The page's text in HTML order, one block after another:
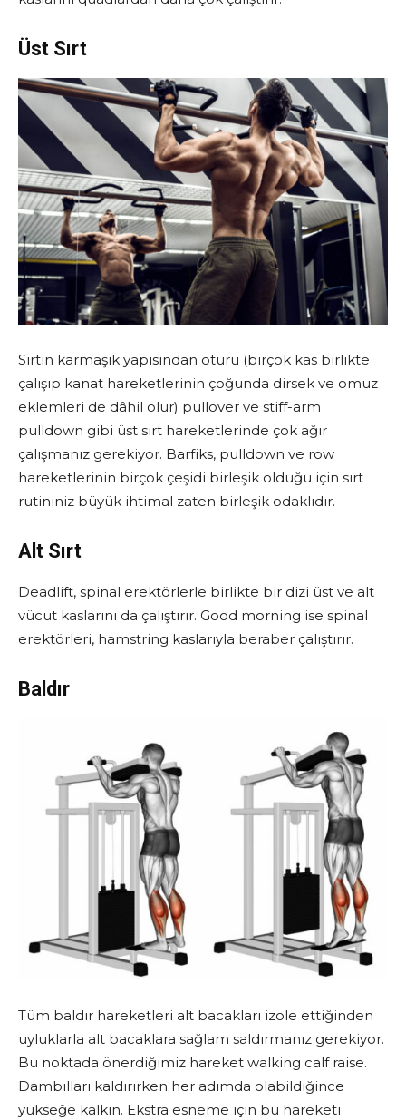
Üst Sırt
Sırtın karmaşık yapısından ötürü (birçok kas birlikte
çalışıp kanat hareketlerinin çoğunda dirsek ve omuz
eklemleri de dâhil olur) pullover ve stiff-arm
pulldown gibi üst sırt hareketlerinde çok ağır
çalışmanız gerekiyor. Barfiks, pulldown ve row
hareketlerinin birçok çeşidi birleşik olduğu için sırt
rutininiz büyük ihtimal zaten birleşik odaklıdır.
Alt Sırt
Deadlift, spinal erektörlerle birlikte bir dizi üst ve alt
vücut kaslarını da çalıştırır. Good morning ise spinal
erektörleri, hamstring kaslarıyla beraber çalıştırır.
Baldır
Tüm baldır hareketleri alt bacakları izole ettiğinden
uyluklarla alt bacaklara sağlam saldırmanız gerekiyor.
Bu noktada önerdiğimiz hareket walking calf raise.
Dambılları kaldırırken her adımda olabildiğince
yükseğe kalkın. Ekstra esneme için bu hareketi